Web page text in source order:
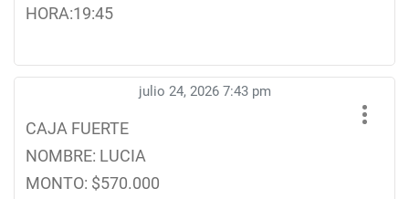
HORA:19:45
julio 24, 2026 7:43 pm
CAJA FUERTE
NOMBRE: LUCIA
MONTO: $570.000